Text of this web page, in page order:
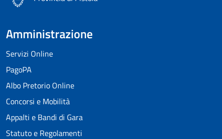
Amministrazione
Servizi Online
PagoPA
Albo Pretorio Online
Concorsi e Mobilità
Appalti e Bandi di Gara
Statuto e Regolamenti